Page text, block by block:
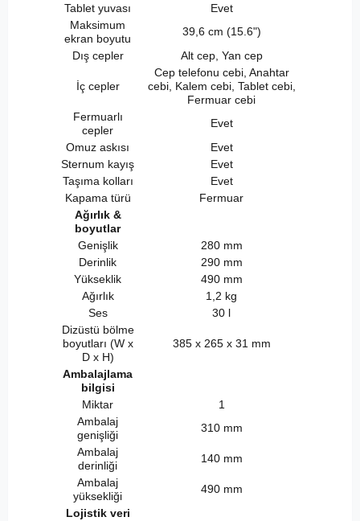
Tablet yuvası
Evet
Maksimum
ekran boyutu
39,6 cm (15.6")
Dış cepler
Alt cep, Yan cep
İç cepler
Cep telefonu cebi, Anahtar
cebi, Kalem cebi, Tablet cebi,
Fermuar cebi
Fermuarlı
cepler
Evet
Omuz askısı
Evet
Sternum kayış
Evet
Taşıma kolları
Evet
Kapama türü
Fermuar
Ağırlık &
boyutlar
Genişlik
280 mm
Derinlik
290 mm
Yükseklik
490 mm
Ağırlık
1,2 kg
Ses
30 l
Dizüstü bölme
boyutları (W x
D x H)
385 x 265 x 31 mm
Ambalajlama
bilgisi
Miktar
1
Ambalaj
genişliği
310 mm
Ambalaj
derinliği
140 mm
Ambalaj
yüksekliği
490 mm
Lojistik veri